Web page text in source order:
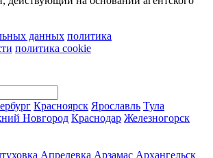
данных политика
политика cookie
Красноярск Ярославль Тула
Новгород Краснодар Железногорск
Апрелевка Арзамас Архангельск